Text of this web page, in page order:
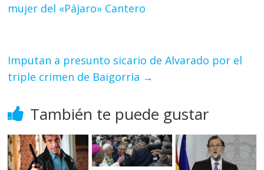
mujer del «Pájaro» Cantero
Imputan a presunto sicario de Alvarado por el
triple crimen de Baigorria →
También te puede gustar